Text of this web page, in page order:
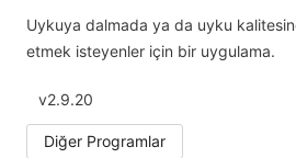
Uykuya dalmada ya da uyku
etmek isteyenler için bir uygulama.
v2.9.20
Diğer Programlar